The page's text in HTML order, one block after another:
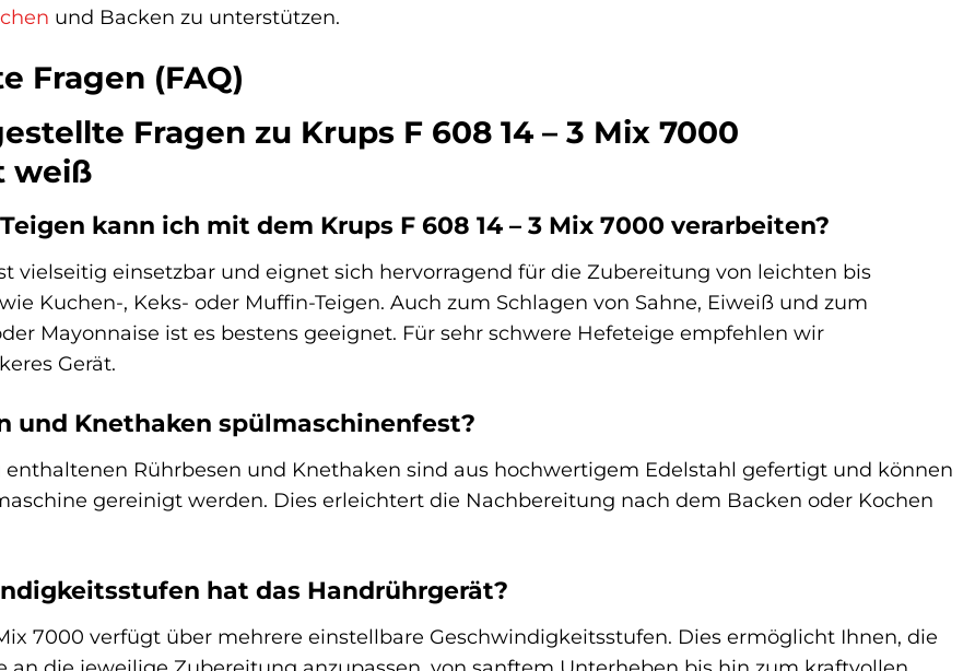
und Backen zu unterstützen.
Fragen (FAQ)
Fragen zu Krups F 608 14 – 3 Mix 7000
weiß
kann ich mit dem Krups F 608 14 – 3 Mix 7000 verarbeiten?
vielseitig einsetzbar und eignet sich hervorragend für die Zubereitung von leichten bis
Kuchen-, Keks- oder Muffin-Teigen. Auch zum Schlagen von Sahne, Eiweiß und zum
Mayonnaise ist es bestens geeignet. Für sehr schwere Hefeteige empfehlen wir
Gerät.
und Knethaken spülmaschinenfest?
Rührbesen und Knethaken sind aus hochwertigem Edelstahl gefertigt und können
gereinigt werden. Dies erleichtert die Nachbereitung nach dem Backen oder Kochen
hat das Handrührgerät?
7000 verfügt über mehrere einstellbare Geschwindigkeitsstufen. Dies ermöglicht Ihnen, die